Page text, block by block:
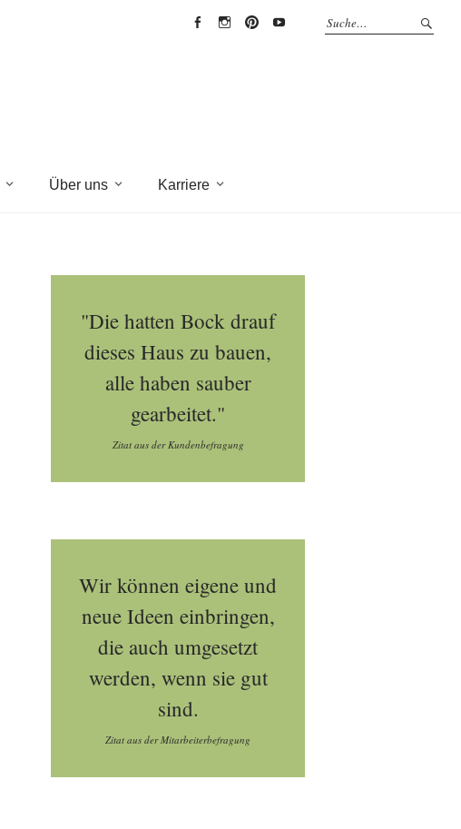
Über uns Karriere
"Die hatten Bock drauf
dieses Haus zu bauen,
alle haben sauber
gearbeitet."
Zitat aus der Kundenbefragung
Wir können eigene und
neue Ideen einbringen,
die auch umgesetzt
werden, wenn sie gut
sind.
Zitat aus der Mitarbeiterbefragung